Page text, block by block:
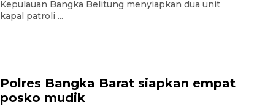
Kepulauan Bangka Belitung menyiapkan dua unit
kapal patroli ...
Polres Bangka Barat siapkan empat
posko mudik
timnas Ramadhan Sananta
kembali asah naluri